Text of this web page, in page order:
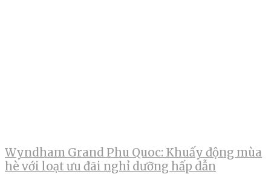
Wyndham Grand Phu Quoc: Khuấy động mùa
hè với loạt ưu đãi nghỉ dưỡng hấp dẫn